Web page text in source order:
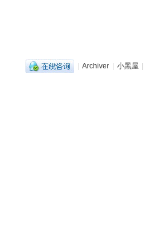
| Archiver | 小黑屋 |